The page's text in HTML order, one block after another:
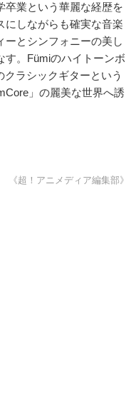
卒業という華麗な経歴を
にしながらも確実な音楽
ーとシンフォニーの美し
す。Fümiのハイトーンボ
ラシックギターという
」の麗美な世界へ誘
《超！アニメディア編集部》